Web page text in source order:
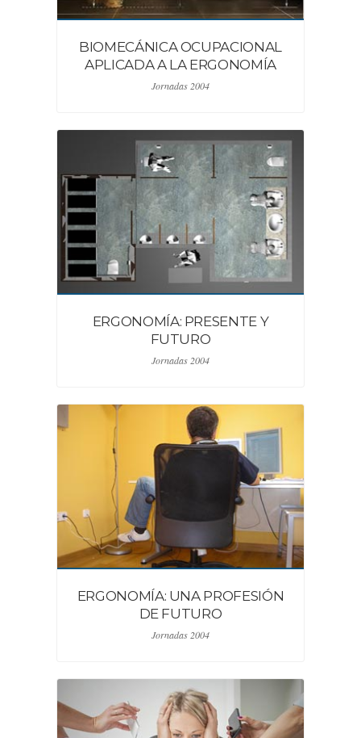
BIOMECÁNICA OCUPACIONAL
APLICADA A LA ERGONOMÍA
Jornadas 2004
ERGONOMÍA: PRESENTE Y
FUTURO
Jornadas 2004
ERGONOMÍA: UNA PROFESIÓN
DE FUTURO
Jornadas 2004